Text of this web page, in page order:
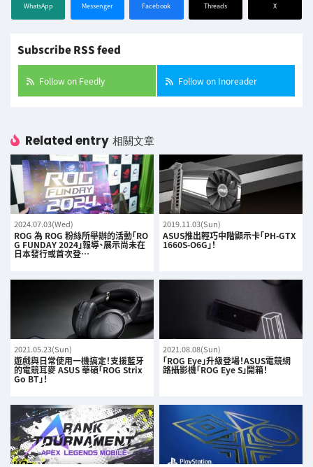
WhatsApp Messenger Facebook Threads X
Subscribe RSS feed
Follow on Feedly Follow on Inoreader
Related entry 相關文章
2024.07.03(Wed)
ROG 為 ROG 粉絲所舉辦的活動「RO
G FUNDAY 2024」報導、展示尚未在
日本發行或首次登…
2019.11.03(Sun)
ASUS推出輕巧中階顯示卡「PH-GTX
1660S-O6G」！
2021.05.23(Sun)
遊戲與日常使用一機搞定！支援藍牙
的電競耳麥 ASUS 華碩「ROG Strix
Go BT」！
2021.08.08(Sun)
「ROG Eye」升級登場！ASUS電競網
路攝影機「ROG Eye S」開箱！